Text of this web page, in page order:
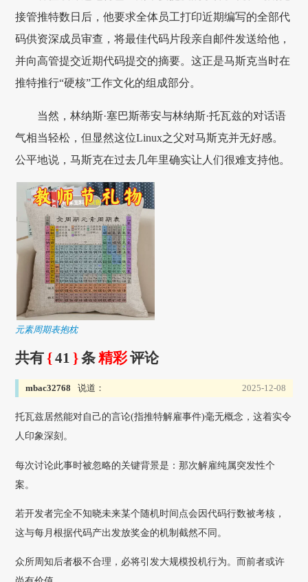
接管推特数日后，他要求全体员工打印近期编写的全部代
码供资深成员审查，将最佳代码片段亲自邮件发送给他，
并向高管提交近期代码提交的摘要。这正是马斯克当时在
推特推行“硬核”工作文化的组成部分。
当然，林纳斯·塞巴斯蒂安与林纳斯·托瓦兹的对话语
气相当轻松，但显然这位Linux之父对马斯克并无好感。
公平地说，马斯克在过去几年里确实让人们很难支持他。
元素周期表抱枕
共有{41 }条 精彩评论
mbac32768 说道： 2025-12-08
托瓦兹居然能对自己的言论(指推特解雇事件)毫无概念，这着实令
人印象深刻。
每次讨论此事时被忽略的关键背景是：那次解雇纯属突发性个
案。
若开发者完全不知晓未来某个随机时间点会因代码行数被考核，
这与每月根据代码产出发放奖金的机制截然不同。
众所周知后者极不合理，必将引发大规模投机行为。而前者或许